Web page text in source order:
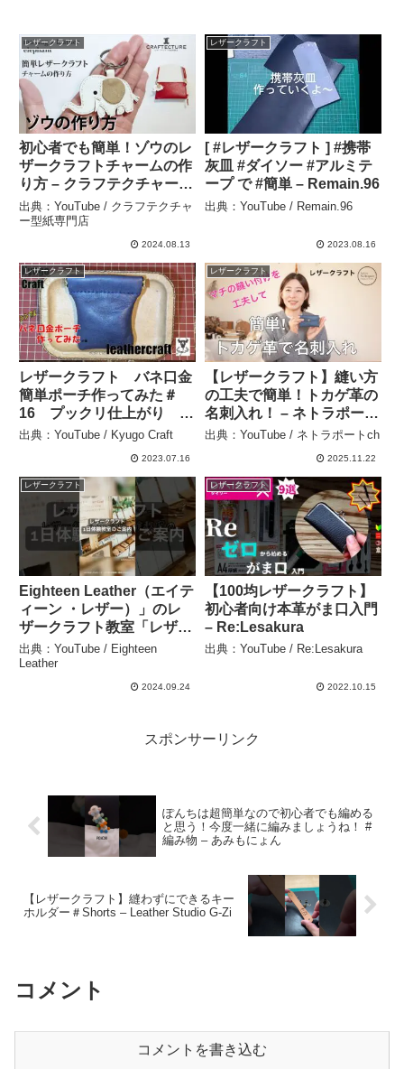
レザークラフト
初心者でも簡単！ゾウのレ
ザークラフトチャームの作
り方 – クラフテクチャー型
紙専門店
出典：YouTube / クラフテクチャ
ー型紙専門店
2024.08.13
レザークラフト
[ #レザークラフト ] #携帯
灰皿 #ダイソー #アルミテ
ープ で #簡単 – Remain.96
出典：YouTube / Remain.96
2023.08.16
レザークラフト
レザークラフト バネ口金
簡単ポーチ作ってみた＃
16 プックリ仕上がり 端
切れで作ってみました。
出典：YouTube / Kyugo Craft
2023.07.16
レザークラフト
【レザークラフト】縫い方
の工夫で簡単！トカゲ革の
名刺入れ！ – ネトラポート
ch
出典：YouTube / ネトラポートch
2025.11.22
レザークラフト
Eighteen Leather（エイテ
ィーン ・レザー）」のレ
ザークラフト教室「レザー
クラフト1日体験教室」の
ご案内 – Eighteen Leather
出典：YouTube / Eighteen
Leather
2024.09.24
レザークラフト
【100均レザークラフト】
初心者向け本革がま口入門
– Re:Lesakura
出典：YouTube / Re:Lesakura
2022.10.15
スポンサーリンク
ぽんちは超簡単なので初心者でも編める
と思う！今度一緒に編みましょうね！ #
編み物 – あみもにょん
【レザークラフト】縫わずにできるキー
ホルダー＃Shorts – Leather Studio G-Zi
コメント
コメントを書き込む